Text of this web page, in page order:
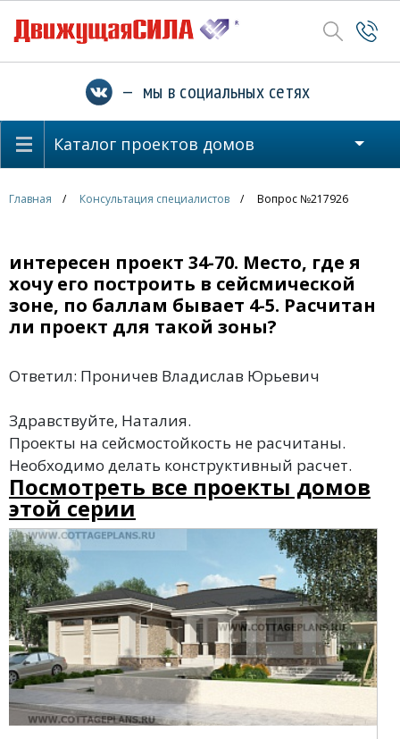
— мы в социальных сетях
Каталог проектов домов
Главная Консультация специалистов Вопрос №217926
интересен проект 34-70. Место, где я
хочу его построить в сейсмической
зоне, по баллам бывает 4-5. Расчитан
ли проект для такой зоны?
Ответил: Проничев Владислав Юрьевич
Здравствуйте, Наталия.
Проекты на сейсмостойкость не расчитаны.
Необходимо делать конструктивный расчет.
Посмотреть все проекты домов
этой серии